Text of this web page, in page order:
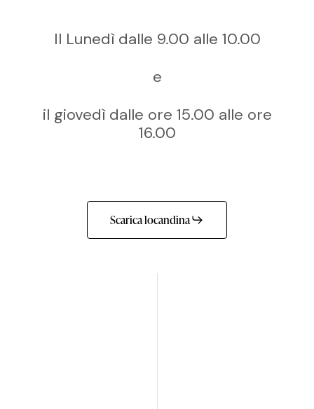
Il Lunedì dalle 9.00 alle 10.00
e
il giovedì dalle ore 15.00 alle ore
16.00
Scarica locandina